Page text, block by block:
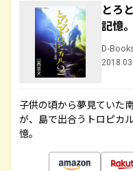
とろ
記憶
D-Books
子供の頃から夢見ていた
が、島で出合うトロピカ
憶。